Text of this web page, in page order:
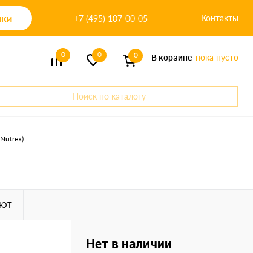
+7 (495) 107-00-05 Контакты
0 0 0 В корзине пока пусто
Поиск по каталогу
Нет в наличии